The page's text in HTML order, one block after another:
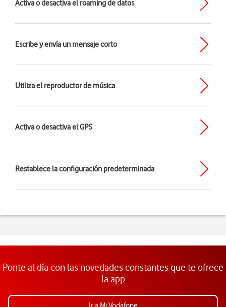
Activa o desactiva el roaming de datos
Escribe y envía un mensaje corto
Utiliza el reproductor de música
Activa o desactiva el GPS
Restablece la configuración predeterminada
Ponte al día con las novedades constantes que te ofrece
la app